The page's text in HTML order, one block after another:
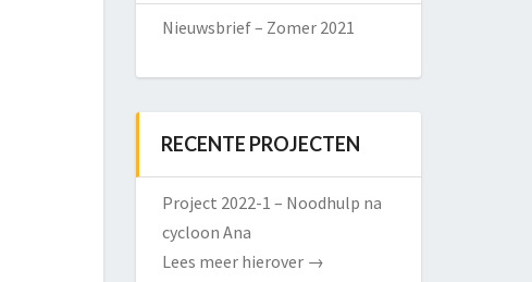
Nieuwsbrief – Zomer 2021
RECENTE PROJECTEN
Project 2022-1 – Noodhulp na
cycloon Ana
Lees meer hierover →